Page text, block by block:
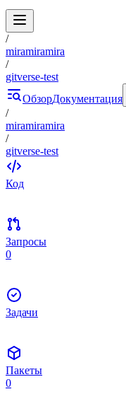
/
miramiramira
/
gitverse-test
ОбзорДокументация
/
miramiramira
/
gitverse-test
Код
Запросы
0
Задачи
Пакеты
0